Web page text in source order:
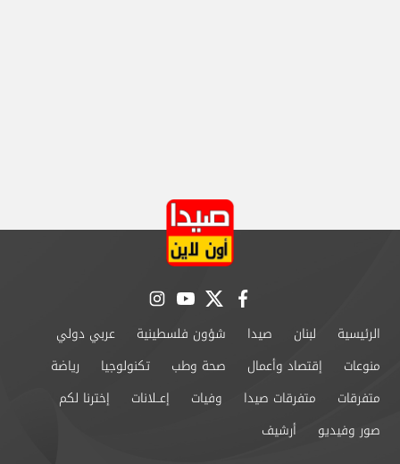
facebook
twitter
youtube
instagram
الرئيسية لبنان صيدا شؤون فلسطينية
عربي دولي
منوعات
إقتصاد وأعمال صحة وطب تكنولوجيا
رياضة
متفرقات
متفرقات صيدا وفيات إعــلانات
إخترنا لكم
صور وفيديو
أرشيف